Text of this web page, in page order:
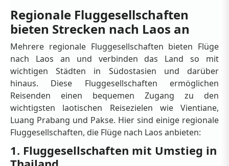
Regionale Fluggesellschaften
bieten Strecken nach Laos an
Mehrere regionale Fluggesellschaften bieten Flüge
nach Laos an und verbinden das Land so mit
wichtigen Städten in Südostasien und darüber
hinaus. Diese Fluggesellschaften ermöglichen
Reisenden einen bequemen Zugang zu den
wichtigsten laotischen Reisezielen wie Vientiane,
Luang Prabang und Pakse. Hier sind einige regionale
Fluggesellschaften, die Flüge nach Laos anbieten:
1. Fluggesellschaften mit Umstieg in